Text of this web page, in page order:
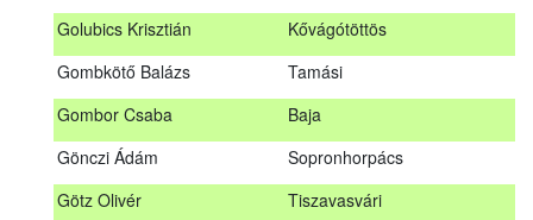
Golubics Krisztián
Kővágótöttös
Gombkötő Balázs
Tamási
Gombor Csaba
Baja
Gönczi Ádám
Sopronhorpács
Götz Olivér
Tiszavasvári
Egyházasrádóc
Kiskorpád
Kővágótöttös